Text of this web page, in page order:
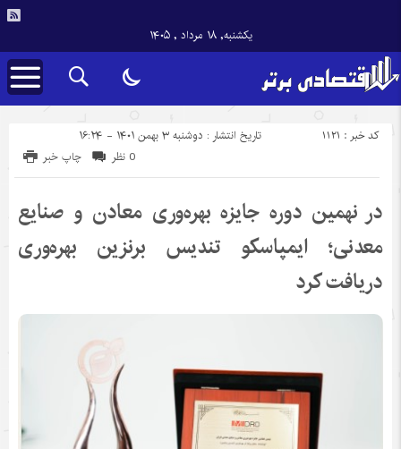
یکشنبه, ۱۸ مرداد , ۱۴۰۵
تاریخ انتشار : دوشنبه ۳ بهمن ۱۴۰۱ - ۱۶:۲۴ کد خبر : 1121
چاپ خبر 0 نظر
در نهمین دوره جایزه بهره‌وری معادن و صنایع
معدنی؛ ایمپاسکو تندیس برنزین بهره‌وری
دریافت کرد